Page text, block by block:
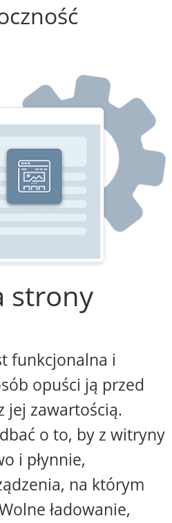
strony
funkcjonalna i
opuści ją przed
jej zawartością.
o to, by z witryny
i płynnie,
na którym
ładowanie,